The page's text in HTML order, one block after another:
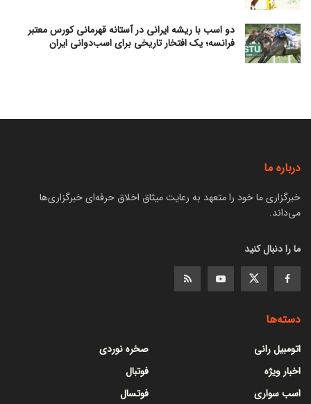
دو اسب با ریشه ایرانی در آستانه قهرمانی کورس معتبر
فرانسه؛ یک افتخار تاریخی برای اسب‌دوانی ایران
درباره ما
خبرگزاری ما خود را متعهد به رعایت میثاق اخلاق حرفه‌ای خبرگزاری‌ها
می‌داند.
ما را دنبال کنید
دسته‌ها
اتومبیل رانی
اخبار ویژه
اسب سواری
صخره نوردی
فوتبال
فوتسال